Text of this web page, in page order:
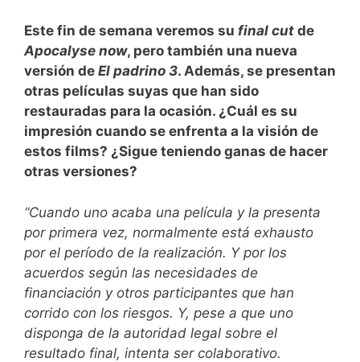
Este fin de semana veremos su final cut de
Apocalyse now, pero también una nueva
versión de El padrino 3. Además, se presentan
otras películas suyas que han sido
restauradas para la ocasión. ¿Cuál es su
impresión cuando se enfrenta a la visión de
estos films? ¿Sigue teniendo ganas de hacer
otras versiones?
“Cuando uno acaba una película y la presenta
por primera vez, normalmente está exhausto
por el período de la realización. Y por los
acuerdos según las necesidades de
financiación y otros participantes que han
corrido con los riesgos. Y, pese a que uno
disponga de la autoridad legal sobre el
resultado final, intenta ser colaborativo.